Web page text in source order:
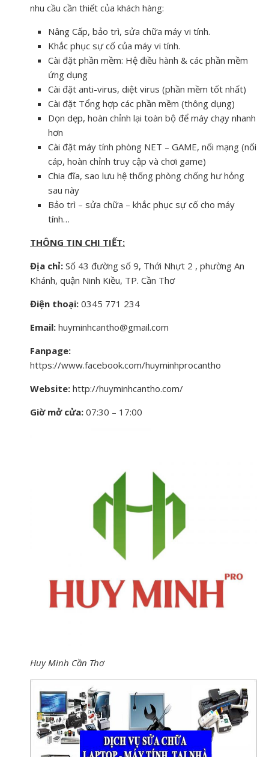
nhu cầu cần thiết của khách hàng:
Nâng Cấp, bảo trì, sửa chữa máy vi tính.
Khắc phục sự cố của máy vi tính.
Cài đặt phần mềm: Hệ điều hành & các phần mềm
ứng dụng
Cài đặt anti-virus, diệt virus (phần mềm tốt nhất)
Cài đặt Tổng hợp các phần mềm (thông dụng)
Dọn dẹp, hoàn chỉnh lại toàn bộ để máy chạy nhanh
hơn
Cài đặt máy tính phòng NET – GAME, nối mạng (nối
cáp, hoàn chỉnh truy cập và chơi game)
Chia đĩa, sao lưu hệ thống phòng chống hư hỏng
sau này
Bảo trì – sửa chữa – khắc phục sự cố cho máy
tính…
THÔNG TIN CHI TIẾT:
Địa chỉ: Số 43 đường số 9, Thới Nhựt 2 , phường An
Khánh, quận Ninh Kiều, TP. Cần Thơ
Điện thoại: 0345 771 234
Email: huyminhcantho@gmail.com
Fanpage:
https://www.facebook.com/huyminhprocantho
Website: http://huyminhcantho.com/
Giờ mở cửa: 07:30 – 17:00
Huy Minh Cần Thơ